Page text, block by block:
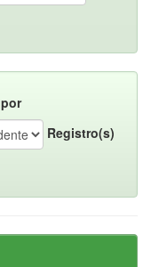
Registro(s)